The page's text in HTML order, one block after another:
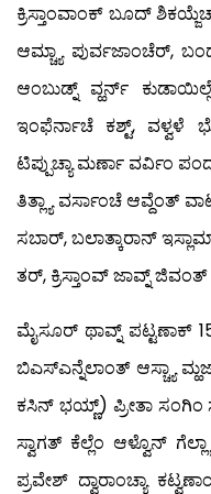
ಕ್ರಿಸ್ತಾಂವಾಂಕ್ ಬೂದ್
ಆಮ್ಚ್ಯಾ ಪುರ್ವಜಾಂಚೆರ್,
ಆಂಬುಡ್ನ್ ವ್ಹರ್ನ್
ಇಂಫೆರ್ನಾಚೆ ಕಶ್ಟ್, ವಳ್ವಳೆ
ಟಿಪ್ಪುಚ್ಯಾ ಮರ್ಣಾ ವರ್ವಿಂ
ತಿತ್ಲ್ಯಾ ವರ್ಸಾಂಚೆ ಆವ್ದೆಂತ್
ಸಬಾರ್, ಬಲಾತ್ಕಾರಾನ್
ತರ್, ಕ್ರಿಸ್ತಾಂವ್ ಜಾವ್ನ್
ಮೈಸೂರ್ ಥಾವ್ನ್ ಪಟ್ಟಣಾಕ್
ಬಿಎಸ್‍ಎನ್ನೆಲಾಂತ್ ಆಸ್ಚ್ಯಾ
ಕಸಿನ್ ಭಯ್ಣ್) ಪ್ರೀತಾ ಸಂಗಿಂ
ಸ್ವಾಗತ್ ಕೆಲ್ಲೆಂ ಆಳ್ವೊನ್
ಪ್ರವೇಶ್‍ ದ್ವಾರಾಂಚ್ಯಾ